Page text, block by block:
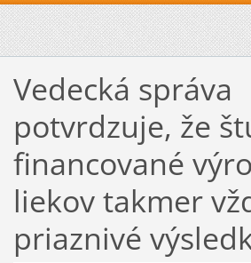
Vedecká správa
potvrdzuje, že
financované
liekov takmer
priaznivé